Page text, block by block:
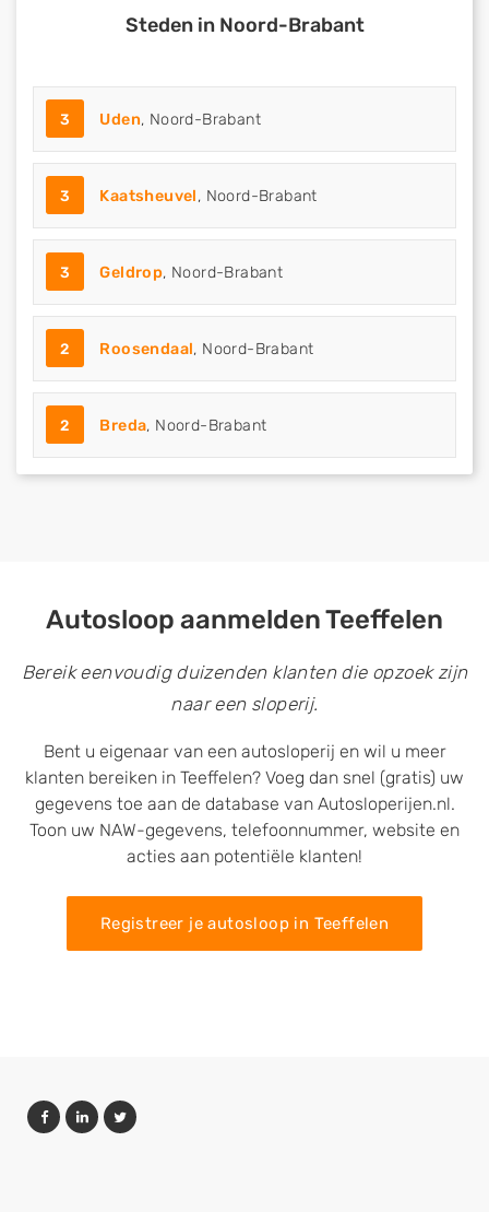
Steden in Noord-Brabant
3 Uden, Noord-Brabant
3 Kaatsheuvel, Noord-Brabant
3 Geldrop, Noord-Brabant
2 Roosendaal, Noord-Brabant
2 Breda, Noord-Brabant
Autosloop aanmelden Teeffelen
Bereik eenvoudig duizenden klanten die opzoek zijn
naar een sloperij.
Bent u eigenaar van een autosloperij en wil u meer
klanten bereiken in Teeffelen? Voeg dan snel (gratis) uw
gegevens toe aan de database van Autosloperijen.nl.
Toon uw NAW-gegevens, telefoonnummer, website en
acties aan potentiële klanten!
Registreer je autosloop in Teeffelen